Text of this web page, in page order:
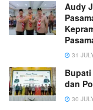
Audy
31
Bupati
dan
30